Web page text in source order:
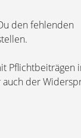
den fehlenden
Pflichtbeiträgen
auch der